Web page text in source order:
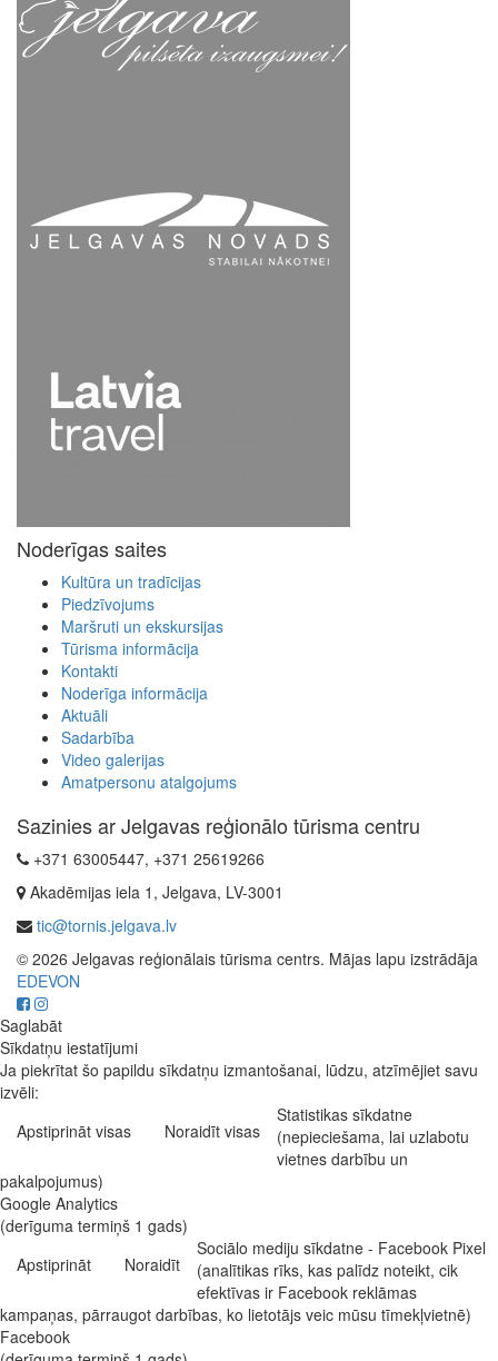
Noderīgas saites
Kultūra un tradīcijas
Piedzīvojums
Maršruti un ekskursijas
Tūrisma informācija
Kontakti
Noderīga informācija
Aktuāli
Sadarbība
Video galerijas
Amatpersonu atalgojums
Sazinies ar Jelgavas reģionālo tūrisma centru
+371 63005447, +371 25619266
Akadēmijas iela 1, Jelgava, LV-3001
tic@tornis.jelgava.lv
© 2026 Jelgavas reģionālais tūrisma centrs. Mājas lapu izstrādāja
EDEVON
Saglabāt
Sīkdatņu iestatījumi
Ja piekrītat šo papildu sīkdatņu izmantošanai, lūdzu, atzīmējiet savu
izvēli:
Apstiprināt visas
Noraidīt visas
Statistikas sīkdatne
(nepieciešama, lai uzlabotu
vietnes darbību un
pakalpojumus)
Google Analytics
(derīguma termiņš 1 gads)
Apstiprināt
Noraidīt
Sociālo mediju sīkdatne - Facebook Pixel
(analītikas rīks, kas palīdz noteikt, cik
efektīvas ir Facebook reklāmas
kampaņas, pārraugot darbības, ko lietotājs veic mūsu tīmekļvietnē)
Facebook